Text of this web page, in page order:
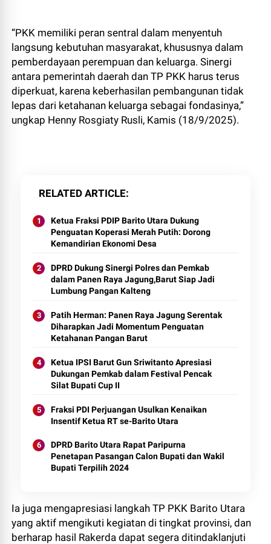
“PKK memiliki peran sentral dalam menyentuh
langsung kebutuhan masyarakat, khususnya dalam
pemberdayaan perempuan dan keluarga. Sinergi
antara pemerintah daerah dan TP PKK harus terus
diperkuat, karena keberhasilan pembangunan tidak
lepas dari ketahanan keluarga sebagai fondasinya,”
ungkap Henny Rosgiaty Rusli, Kamis (18/9/2025).
RELATED ARTICLE
Ketua Fraksi PDIP Barito Utara Dukung
Penguatan Koperasi Merah Putih: Dorong
Kemandirian Ekonomi Desa
DPRD Dukung Sinergi Polres dan Pemkab
dalam Panen Raya Jagung,Barut Siap Jadi
Lumbung Pangan Kalteng
Patih Herman: Panen Raya Jagung Serentak
Diharapkan Jadi Momentum Penguatan
Ketahanan Pangan Barut
Ketua IPSI Barut Gun Sriwitanto Apresiasi
Dukungan Pemkab dalam Festival Pencak
Silat Bupati Cup II
Fraksi PDI Perjuangan Usulkan Kenaikan
Insentif Ketua RT se-Barito Utara
DPRD Barito Utara Rapat Paripurna
Penetapan Pasangan Calon Bupati dan Wakil
Bupati Terpilih 2024
Ia juga mengapresiasi langkah TP PKK Barito Utara
yang aktif mengikuti kegiatan di tingkat provinsi, dan
berharap hasil Rakerda dapat segera ditindaklanjuti